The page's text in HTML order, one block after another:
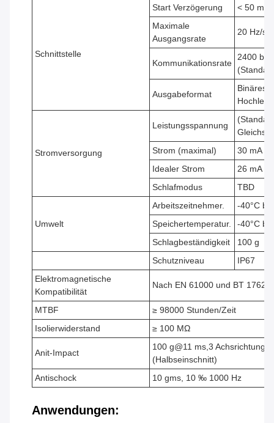
Schnittstelle
Start Verzögerung
< 50 ms
Maximale
Ausgangsrate
20 Hz/s
Kommunikationsrate
2400 bis
Ausgabeformat
Binäres
Stromversorgung
Leistungsspannung
Strom (maximal)
30 mA
Idealer Strom
26 mA
Schlafmodus
TBD
Umwelt
Arbeitszeitnehmer.
-40°C
Speichertemperatur.
-40°C
Schlagbeständigkeit
100 g
Schutzniveau
IP67
Elektromagnetische
Kompatibilität
Nach EN 61000 und BT 17626
MTBF
≥ 98000 Stunden/Zeit
Isolierwiderstand
≥ 100 MΩ
Anit-Impact
100 g@11 ms,3 Achsrichtung
(Halbseinschnitt)
Antischock
10 gms, 10 ‰ 1000 Hz
Anwendungen: